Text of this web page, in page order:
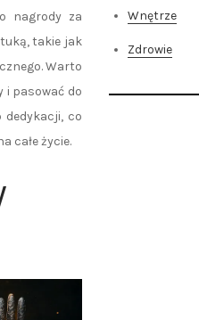
nagrody za
takie jak
Warto
i pasować do
co
całe życie.
Wnętrze
Zdrowie